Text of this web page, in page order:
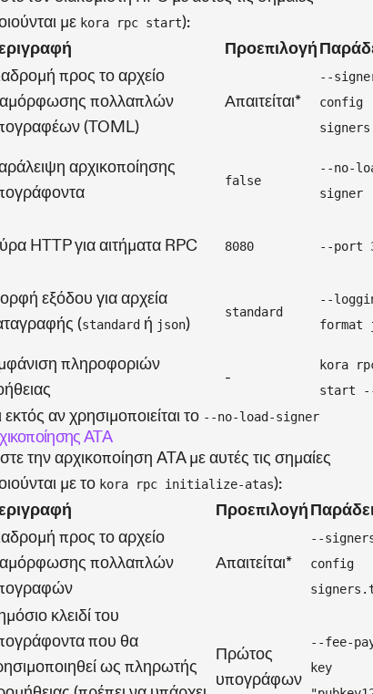
με kora rpc start):
Προεπιλογή
προς το αρχείο
πολλαπλών
(TOML)
Απαιτείται*
--
config
αρχικοποίησης
false
--no-
signer
HTTP για αιτήματα RPC 8080 --port
εξόδου για αρχεία
(standard ή json)
standard
--
format
πληροφοριών
-
kora
start
εκτός αν χρησιμοποιείται το --no-load-signer
ATA
την αρχικοποίηση ATA με αυτές τις σημαίες
με το kora rpc initialize-atas):
Προεπιλογή
προς το αρχείο
πολλαπλών
Απαιτείται*
--
config
κλειδί του
που θα
ως πληρωτής
Πρώτος
υπογράφων
--fee-
key